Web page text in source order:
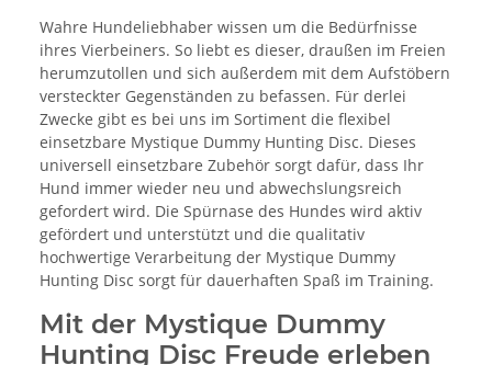
Wahre Hundeliebhaber wissen um die Bedürfnisse
ihres Vierbeiners. So liebt es dieser, draußen im Freien
herumzutollen und sich außerdem mit dem Aufstöbern
versteckter Gegenständen zu befassen. Für derlei
Zwecke gibt es bei uns im Sortiment die flexibel
einsetzbare Mystique Dummy Hunting Disc. Dieses
universell einsetzbare Zubehör sorgt dafür, dass Ihr
Hund immer wieder neu und abwechslungsreich
gefordert wird. Die Spürnase des Hundes wird aktiv
gefördert und unterstützt und die qualitativ
hochwertige Verarbeitung der Mystique Dummy
Hunting Disc sorgt für dauerhaften Spaß im Training.
Mit der Mystique Dummy
Hunting Disc Freude erleben